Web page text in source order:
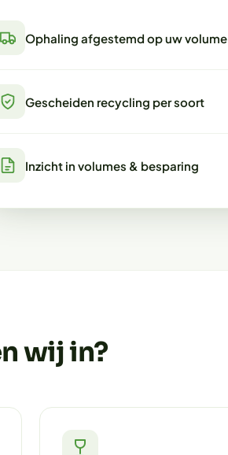
Ophaling afgestemd op uw volume
Gescheiden recycling per soort
Inzicht in volumes & besparing
wij in?